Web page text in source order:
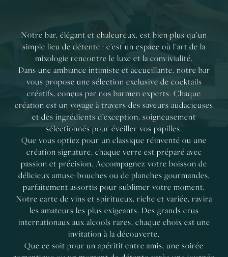
Notre bar, élégant et chaleureux, est bien plus qu’un
simple lieu de détente : c’est un espace où l’art de la
mixologie rencontre le luxe et la convivialité.
Dans une ambiance intimiste et accueillante, notre bar
vous propose une sélection exclusive de cocktails
créatifs, conçus par nos barmen experts. Chaque
création est un voyage à travers des saveurs audacieuses
et des ingrédients d’exception, soigneusement
sélectionnés pour éveiller vos papilles.
Que vous optiez pour un classique réinventé ou une
création signature, chaque verre est préparé avec
passion et précision. Accompagnez votre boisson de
délicieux amuse-bouches ou de planches gourmandes,
parfaitement assortis pour sublimer votre moment.
Notre carte de vins et spiritueux, riche et variée, ravira
les amateurs les plus exigeants. Des grands crus
internationaux aux alcools rares, chaque choix est une
invitation à la découverte.
Que ce soit pour un apéritif entre amis, une soirée